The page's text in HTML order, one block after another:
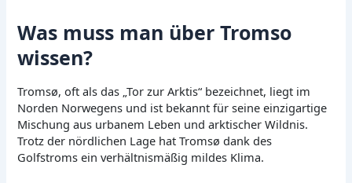
Was muss man über Tromso
wissen?
Tromsø, oft als das „Tor zur Arktis“ bezeichnet, liegt im
Norden Norwegens und ist bekannt für seine einzigartige
Mischung aus urbanem Leben und arktischer Wildnis.
Trotz der nördlichen Lage hat Tromsø dank des
Golfstroms ein verhältnismäßig mildes Klima.